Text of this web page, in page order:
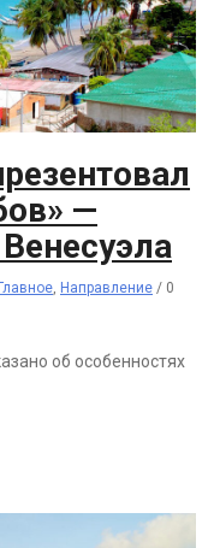
—
Направление / 0
об особенностях